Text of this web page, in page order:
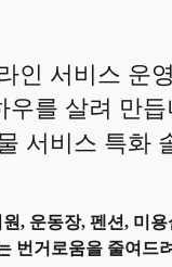
인 서비스 운
우를 살려 만듭
서비스 특화
, 운동장, 펜션, 미
번거로움을 줄여드